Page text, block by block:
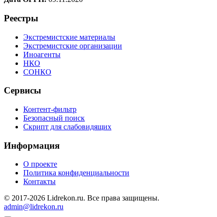
Реестры
Экстремистские материалы
Экстремистские организации
Иноагенты
НКО
СОНКО
Сервисы
Контент-фильтр
Безопасный поиск
Скрипт для слабовидящих
Информация
О проекте
Политика конфиденциальности
Контакты
© 2017-2026 Lidrekon.ru. Все права защищены.
admin@lidrekon.ru